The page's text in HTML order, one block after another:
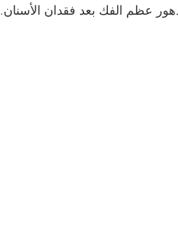
عظم الفك بعد فقدان الأسنان.